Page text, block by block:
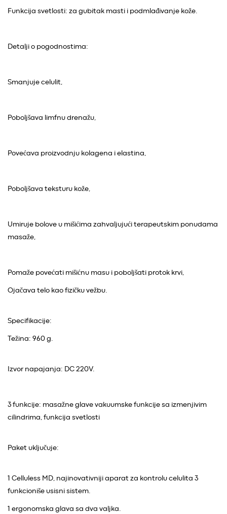
Funkcija svetlosti: za gubitak masti i podmlađivanje kože.
Detalji o pogodnostima:
Smanjuje celulit,
Poboljšava limfnu drenažu,
Povećava proizvodnju kolagena i elastina,
Poboljšava teksturu kože,
Umiruje bolove u mišićima zahvaljujući terapeutskim ponudama
masaže,
Pomaže povećati mišićnu masu i poboljšati protok krvi,
Ojačava telo kao fizičku vežbu.
Specifikacije:
Težina: 960 g.
Izvor napajanja: DC 220V.
3 funkcije: masažne glave vakuumske funkcije sa izmenjivim
cilindrima, funkcija svetlosti
Paket uključuje:
1 Celluless MD, najinovativniji aparat za kontrolu celulita 3
funkcioniše usisni sistem.
1 ergonomska glava sa dva valjka.